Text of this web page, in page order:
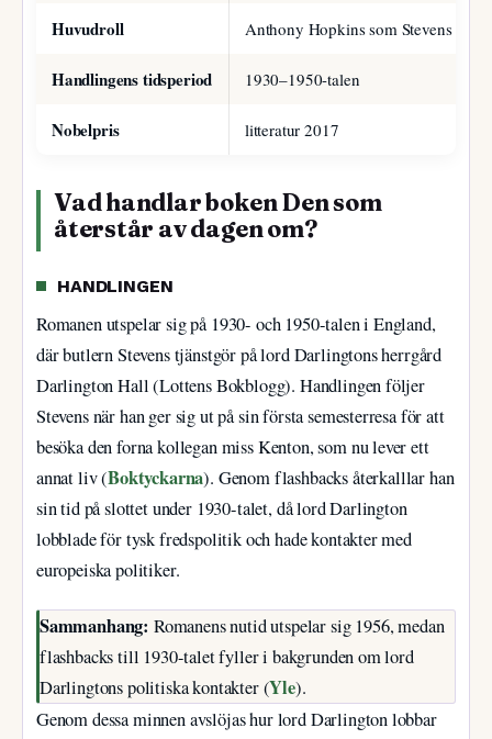
Huvudroll Anthony Hopkins som Stevens
Handlingens tidsperiod 1930–1950-talen
Nobelpris litteratur 2017
Vad handlar boken Den som
återstår av dagen om?
HANDLINGEN
Romanen utspelar sig på 1930- och 1950-talen i England,
där butlern Stevens tjänstgör på lord Darlingtons herrgård
Darlington Hall (Lottens Bokblogg). Handlingen följer
Stevens när han ger sig ut på sin första semesterresa för att
besöka den forna kollegan miss Kenton, som nu lever ett
annat liv (Boktyckarna). Genom flashbacks återkalllar han
sin tid på slottet under 1930-talet, då lord Darlington
lobblade för tysk fredspolitik och hade kontakter med
europeiska politiker.
Sammanhang: Romanens nutid utspelar sig 1956, medan
flashbacks till 1930-talet fyller i bakgrunden om lord
Darlingtons politiska kontakter (Yle).
Genom dessa minnen avslöjas hur lord Darlington lobbar